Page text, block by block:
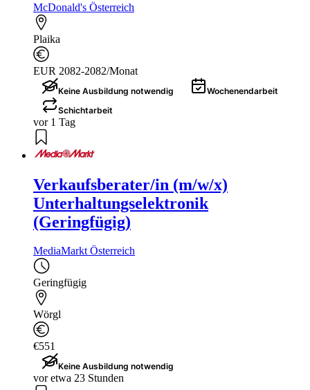
McDonald's Österreich
Plaika
EUR 2082-2082/Monat
Keine Ausbildung notwendig
Wochenendarbeit
Schichtarbeit
vor 1 Tag
Verkaufsberater/in (m/w/x)
Unterhaltungselektronik
(Geringfügig)
MediaMarkt Österreich
Geringfügig
Wörgl
€551
Keine Ausbildung notwendig
vor etwa 23 Stunden